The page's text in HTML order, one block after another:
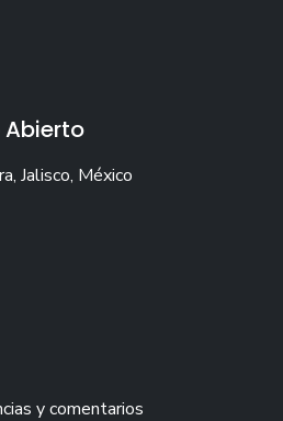
Jalisco, México
y comentarios